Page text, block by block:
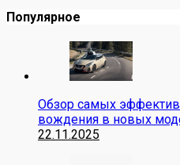
Популярное
Обзор самых
вождения в новых
22.11.2025